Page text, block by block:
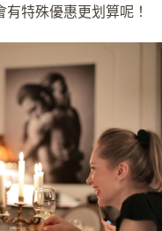
特殊優惠更划算呢！